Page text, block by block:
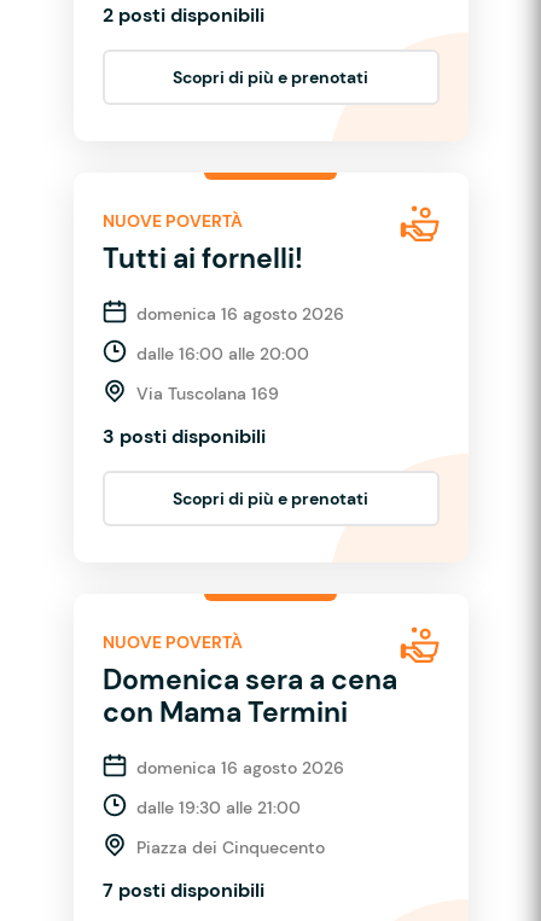
2 posti disponibili
Scopri di più e prenotati
NUOVE POVERTÀ
Tutti ai fornelli!
domenica 16 agosto 2026
dalle 16:00 alle 20:00
Via Tuscolana 169
3 posti disponibili
Scopri di più e prenotati
NUOVE POVERTÀ
Domenica sera a cena
con Mama Termini
domenica 16 agosto 2026
dalle 19:30 alle 21:00
Piazza dei Cinquecento
7 posti disponibili